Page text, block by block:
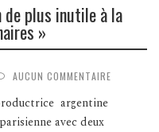
de plus inutile à la
»
AUCUN COMMENTAIRE
argentine
avec deux